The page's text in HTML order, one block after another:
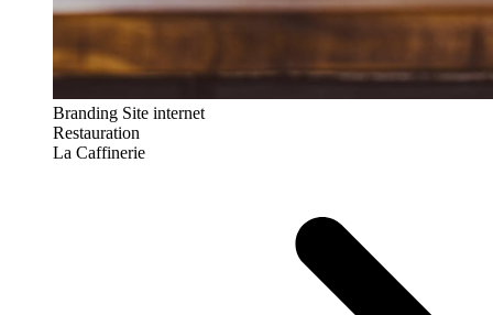
Branding Site internet
Restauration
La Caffinerie